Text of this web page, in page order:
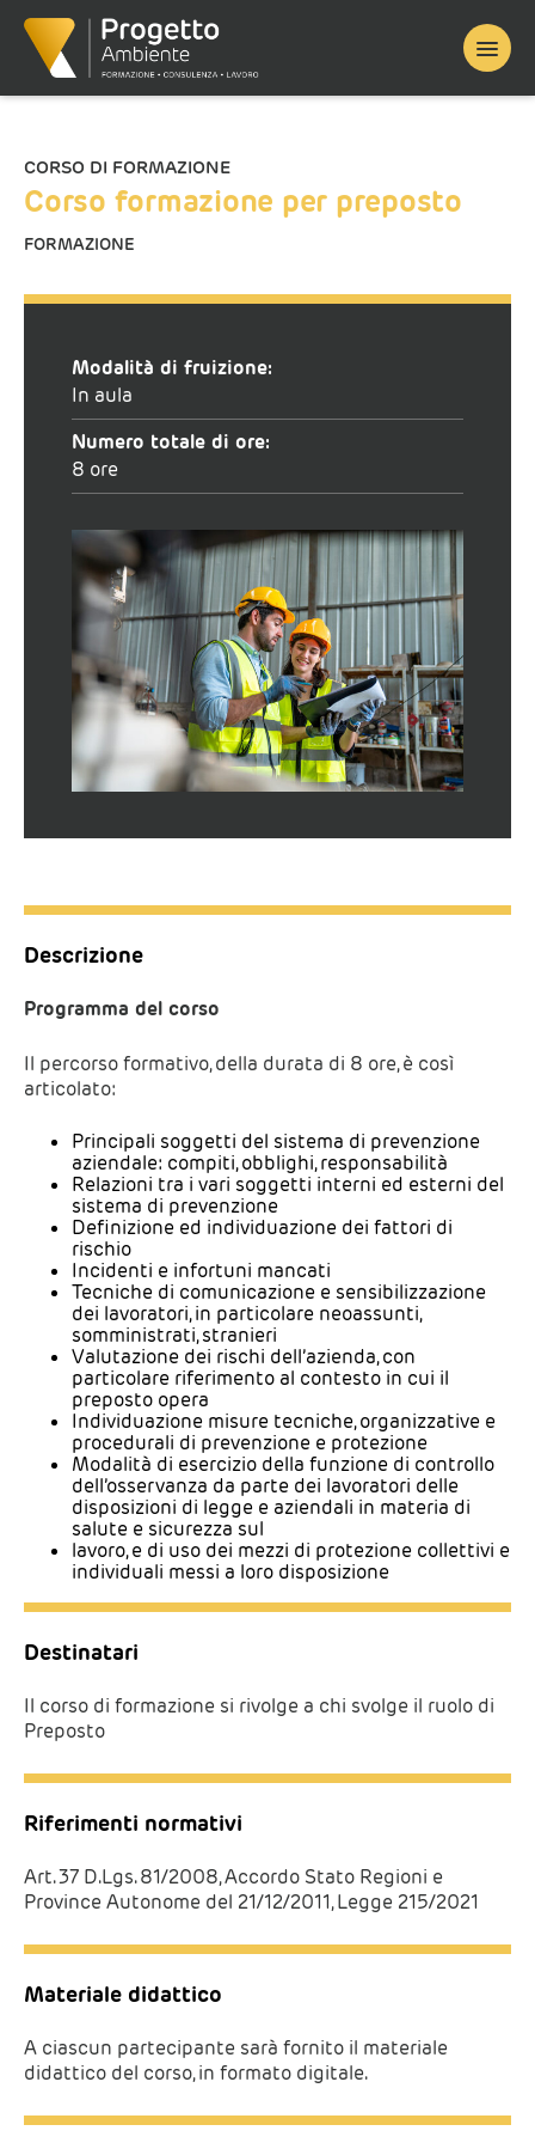
Home Corso finanziato
CORSO DI FORMAZIONE
Corso formazione per preposto
FORMAZIONE
Modalità di fruizione:
In aula
Numero totale di ore:
8 ore
Descrizione
Programma del corso
Il percorso formativo, della durata di 8 ore, è così
articolato:
Principali soggetti del sistema di prevenzione
aziendale: compiti, obblighi, responsabilità
Relazioni tra i vari soggetti interni ed esterni del
sistema di prevenzione
Definizione ed individuazione dei fattori di
rischio
Incidenti e infortuni mancati
Tecniche di comunicazione e sensibilizzazione
dei lavoratori, in particolare neoassunti,
somministrati, stranieri
Valutazione dei rischi dell’azienda, con
particolare riferimento al contesto in cui il
preposto opera
Individuazione misure tecniche, organizzative e
procedurali di prevenzione e protezione
Modalità di esercizio della funzione di controllo
dell’osservanza da parte dei lavoratori delle
disposizioni di legge e aziendali in materia di
salute e sicurezza sul
lavoro, e di uso dei mezzi di protezione collettivi e
individuali messi a loro disposizione
Destinatari
Il corso di formazione si rivolge a chi svolge il ruolo di
Preposto
Riferimenti normativi
Art. 37 D.Lgs. 81/2008, Accordo Stato Regioni e
Province Autonome del 21/12/2011, Legge 215/2021
Materiale didattico
A ciascun partecipante sarà fornito il materiale
didattico del corso, in formato digitale.